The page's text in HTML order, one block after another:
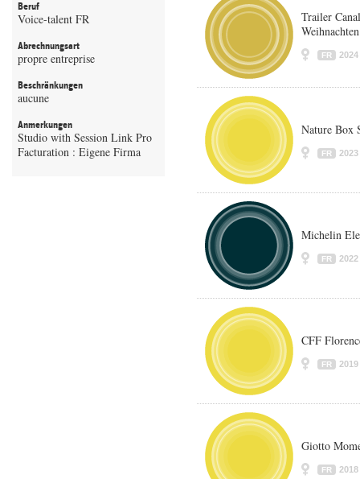
Beruf
Voice-talent FR
Abrechnungsart
propre entreprise
Beschränkungen
aucune
Anmerkungen
Studio with Session Link Pro
Facturation : Eigene Firma
Trailer
Weihnachten
FR 2024
Nature Box
FR 2023
Michelin
FR 2022
CFF
FR 2019
Giotto
FR 2018